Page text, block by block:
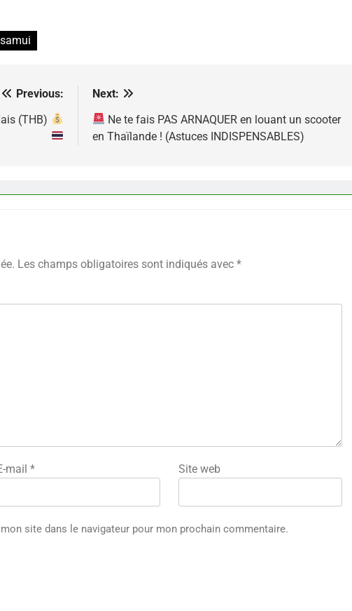
Previous:
(THB)
Next:
Ne te fais PAS ARNAQUER en louant un scooter
en Thaïlande ! (Astuces INDISPENSABLES)
Les champs obligatoires sont indiqués avec *
mail * Site web
site dans le navigateur pour mon prochain commentaire.